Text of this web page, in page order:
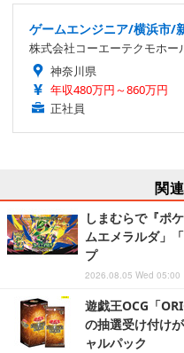
ゲームエンジニア/横浜市/
株式会社コーエーテクモホー
神奈川県
年収480万円～860万円
正社員
関
しまむらで『ポ
ムエメラルダ」
プ
2026.08.05 Wed 05:00
遊戯王OCG「
の抽選受け付け
ャルパック